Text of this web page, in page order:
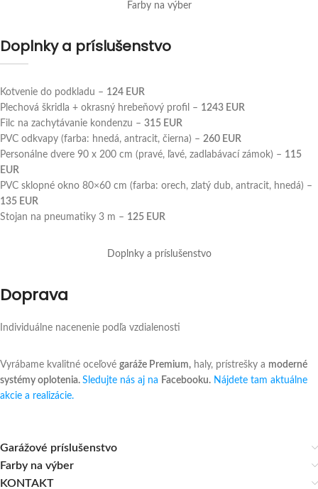
Farby na výber
Doplnky a príslušenstvo
Kotvenie do podkladu – 124 EUR
Plechová škridla + okrasný hrebeňový profil – 1243 EUR
Filc na zachytávanie kondenzu – 315 EUR
PVC odkvapy (farba: hnedá, antracit, čierna) – 260 EUR
Personálne dvere 90 x 200 cm (pravé, ľavé, zadlabávací zámok) – 115
EUR
PVC sklopné okno 80×60 cm (farba: orech, zlatý dub, antracit, hnedá) –
135 EUR
Stojan na pneumatiky 3 m – 125 EUR
Doplnky a príslušenstvo
Doprava
Individuálne nacenenie podľa vzdialenosti
Vyrábame kvalitné oceľové garáže Premium, haly, prístrešky a moderné
systémy oplotenia. Sledujte nás aj na Facebooku. Nájdete tam aktuálne
akcie a realizácie.
Garážové príslušenstvo
Farby na výber
KONTAKT